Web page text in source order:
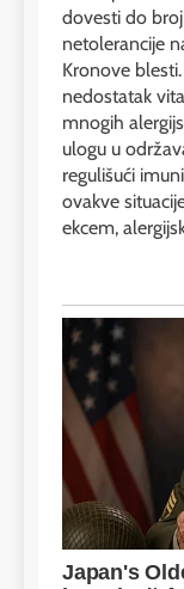
dovesti do
netolerancije
Kronove blesti.
nedostatak
mnogih
ulogu u
regulišući
ovakve
ekcem,